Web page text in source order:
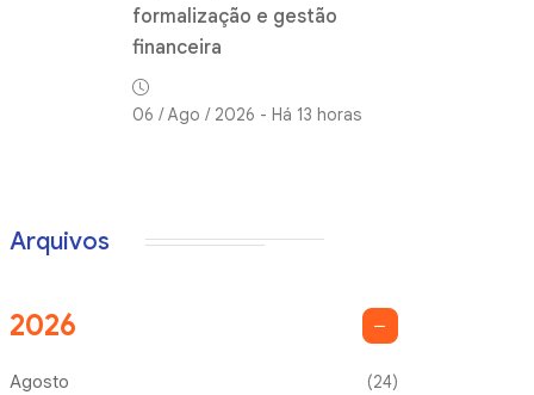
formalização e gestão
financeira
06 / Ago / 2026 - Há 13 horas
Arquivos
2026
Agosto (24)